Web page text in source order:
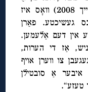
נייער ענגלישער אויפלאַגע (= וויינרייך 2008) וואָס איז
געשיכטע. פאַרן
אין דעם אַלעמען.
אַז די הערות,
צו ווערן אויף
איבער אַ סובטילן
טעזע“.